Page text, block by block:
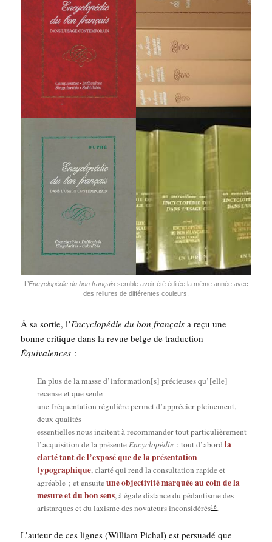
L’Ency­clo­pé­die du bon fran­çais semble avoir été édi­tée la même année avec
des reliures de dif­fé­rentes couleurs.
À sa sor­tie, l’Ency­clo­pé­die du bon fran­çais a reçu une
bonne cri­tique dans la revue belge de tra­duc­tion
Équi­va­lences :
En plus de la masse d’information[s] pré­cieuses qu’[elle]
recense et que seule
une fré­quen­ta­tion régu­lière per­met d’ap­pré­cier plei­ne­ment,
deux qua­li­tés
essen­tielles nous incitent à recom­man­der tout par­ti­cu­liè­re­ment
l’ac­qui­si­tion de la pré­senteEncy­clo­pé­die : tout d’a­bordla
clar­té tant de l’ex­po­sé que de la pré­sen­ta­tion
typo­gra­phique, clar­té qui rend la consul­ta­tion rapide et
agréable ; et ensuiteune objec­ti­vi­té mar­quée au coin de la
mesure et du bon sens, à égale dis­tance du pédan­tisme des
aris­tarques et du laxisme des nova­teurs incon­si­dé­rés16.
L’au­teur de ces lignes (William Pichal) est per­sua­dé que